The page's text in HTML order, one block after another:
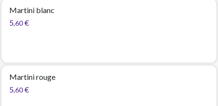
Martini blanc
5,60 €
Martini rouge
5,60 €